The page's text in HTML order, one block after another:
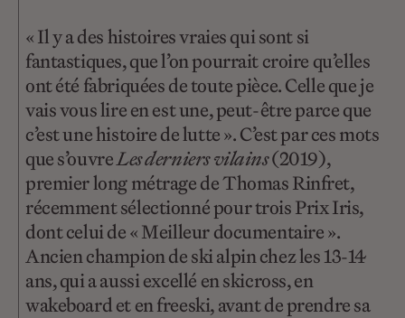
« Il y a des histoires vraies qui sont si
fantastiques, que l’on pourrait croire qu’elles
ont été fabriquées de toute pièce. Celle que je
vais vous lire en est une, peut-être parce que
c’est une histoire de lutte ». C’est par ces mots
que s’ouvreLes derniers vilains(2019),
premier long métrage de Thomas Rinfret,
récemment sélectionné pour trois Prix Iris,
dont celui de « Meilleur documentaire ».
Ancien champion de ski alpin chez les 13-14
ans, qui a aussi excellé en skicross, en
wakeboard et en freeski, avant de prendre sa